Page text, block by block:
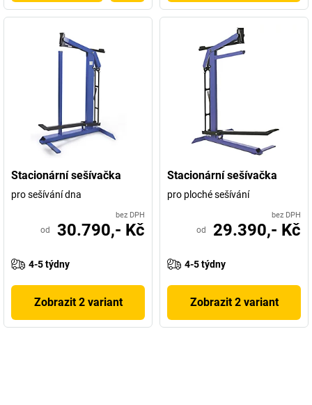
Stacionární sešívačka
pro sešívání dna
bez DPH
od 30.790,- Kč
4-5 týdny
Zobrazit 2 variant
Stacionární sešívačka
pro ploché sešívání
bez DPH
od 29.390,- Kč
4-5 týdny
Zobrazit 2 variant